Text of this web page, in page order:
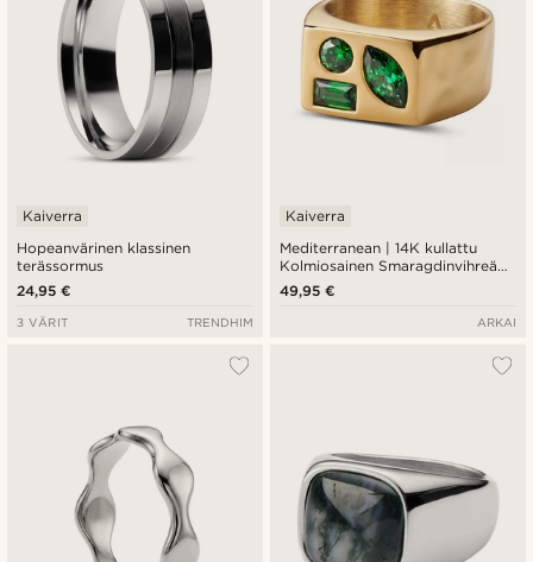
Hopeanvärinen klassinen
terässormus
Kaiverra
24,95 €
3 VÄRIT TRENDHIM
Mediterranean | 14K kullattu
Kolmiosainen Smaragdinvihreä
Zirkonia Sinettisormus
Kaiverra
49,95 €
ARKAI